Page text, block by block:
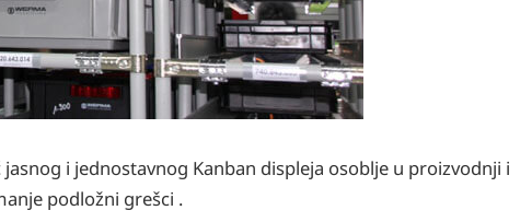
i jednostavnog Kanban displeja osoblje u proizvodnji i
podložni grešci .